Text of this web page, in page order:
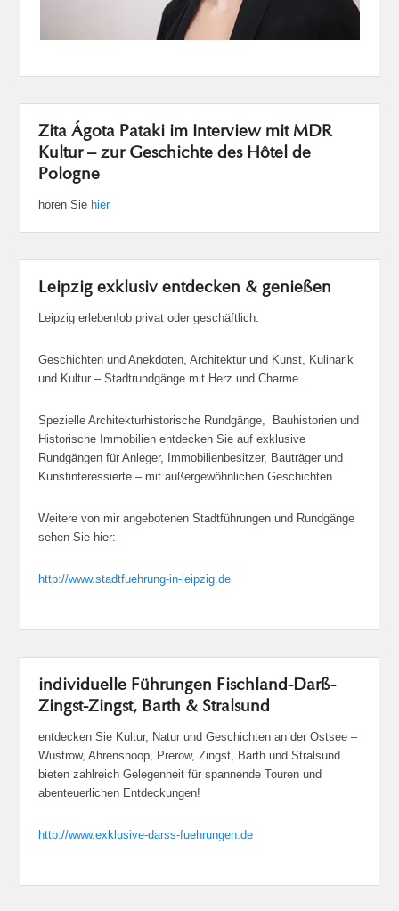
Zita Ágota Pataki im Interview mit MDR
Kultur – zur Geschichte des Hôtel de
Pologne
hören Sie hier
Leipzig exklusiv entdecken & genießen
Leipzig erleben!ob privat oder geschäftlich:
Geschichten und Anekdoten, Architektur und Kunst, Kulinarik
und Kultur – Stadtrundgänge mit Herz und Charme.
Spezielle Architekturhistorische Rundgänge, Bauhistorien und
Historische Immobilien entdecken Sie auf exklusive
Rundgängen für Anleger, Immobilienbesitzer, Bauträger und
Kunstinteressierte – mit außergewöhnlichen Geschichten.
Weitere von mir angebotenen Stadtführungen und Rundgänge
sehen Sie hier:
http://www.stadtfuehrung-in-leipzig.de
individuelle Führungen Fischland-Darß-
Zingst-Zingst, Barth & Stralsund
entdecken Sie Kultur, Natur und Geschichten an der Ostsee –
Wustrow, Ahrenshoop, Prerow, Zingst, Barth und Stralsund
bieten zahlreich Gelegenheit für spannende Touren und
abenteuerlichen Entdeckungen!
http://www.exklusive-darss-fuehrungen.de